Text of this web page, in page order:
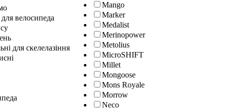
Mango
Marker
Medalist
Merinopower
Metolius
MicroSHIFT
Millet
Mongoose
Mons Royale
Morrow
Neco
велосипеда
для скелелазіння